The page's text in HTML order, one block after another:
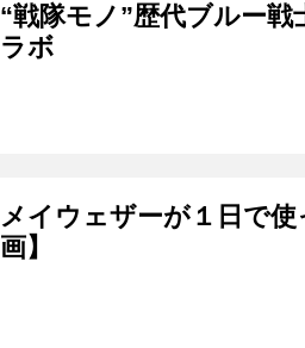
“戦隊モノ”歴代ブルー
ラボ
メイウェザーが１日で
画】